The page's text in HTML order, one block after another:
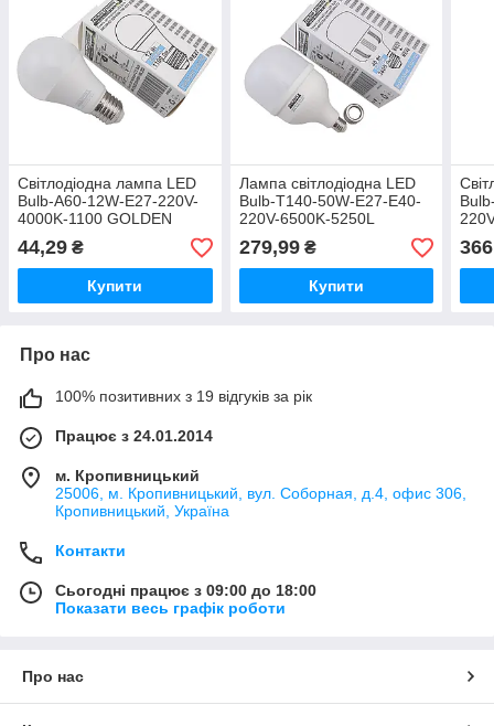
Світлодіодна лампа LED
Bulb-A60-12W-E27-220V-
4000K-1100 GOLDEN
44,29 ₴
Купити
Лампа світлодіодна LED
Bulb-T140-50W-E27-E40-
220V-6500K-5250L
GOLDEN TNSy
279,99₴
Купити
366
Про нас
100% позитивних з 19 відгуків за рік
Працює з 24.01.2014
м. Кропивницький
25006, м. Кропивницький, вул. Соборная, д.4, офис 306,
Кропивницький, Україна
Контакти
Сьогодні працює з 09:00 до 18:00
Показати весь графік роботи
Про нас